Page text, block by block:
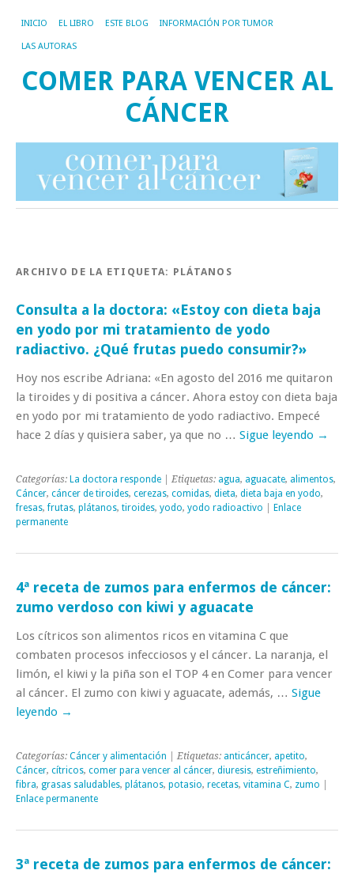
INICIO EL LIBRO ESTE BLOG INFORMACIÓN POR TUMOR
LAS AUTORAS
COMER PARA VENCER AL
CÁNCER
ARCHIVO DE LA ETIQUETA: PLÁTANOS
Consulta a la doctora: «Estoy con dieta baja
en yodo por mi tratamiento de yodo
radiactivo. ¿Qué frutas puedo consumir?»
Hoy nos escribe Adriana: «En agosto del 2016 me quitaron
la tiroides y di positiva a cáncer. Ahora estoy con dieta baja
en yodo por mi tratamiento de yodo radiactivo. Empecé
hace 2 días y quisiera saber, ya que no … Sigue leyendo →
Categorías: La doctora responde | Etiquetas: agua, aguacate, alimentos,
Cáncer, cáncer de tiroides, cerezas, comidas, dieta, dieta baja en yodo,
fresas,frutas, plátanos, tiroides, yodo, yodo radioactivo
Enlace
permanente
4ª receta de zumos para enfermos de cáncer:
zumo verdoso con kiwi y aguacate
Los cítricos son alimentos ricos en vitamina C que
combaten procesos infecciosos y el cáncer. La naranja, el
limón, el kiwi y la piña son el TOP 4 en Comer para vencer
al cáncer. El zumo con kiwi y aguacate, además, … Sigue
leyendo →
Categorías: Cáncer y alimentación | Etiquetas: anticáncer, apetito,
Cáncer, cítricos, comer para vencer al cáncer, diuresis, estreñimiento,
fibra, grasas saludables, plátanos, potasio, recetas, vitamina C, zumo
Enlace permanente
3ª receta de zumos para enfermos de cáncer: